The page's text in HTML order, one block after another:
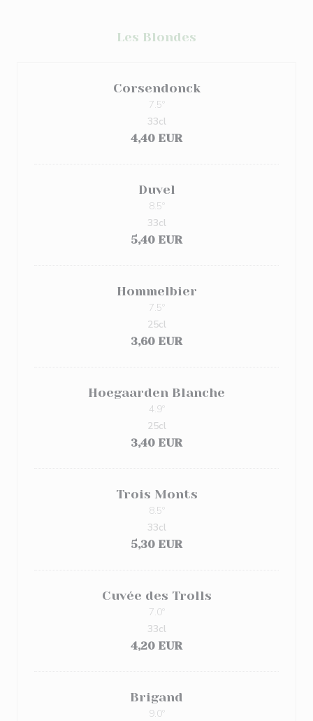
Les Blondes
Corsendonck
7.5º
4,40 EUR
33cl
Duvel
8.5º
5,40 EUR
33cl
Hommelbier
7.5º
3,60 EUR
25cl
Hoegaarden Blanche
4.9º
3,40 EUR
25cl
Trois Monts
8.5º
5,30 EUR
33cl
Cuvée des Trolls
7.0º
4,20 EUR
33cl
Brigand
9.0º